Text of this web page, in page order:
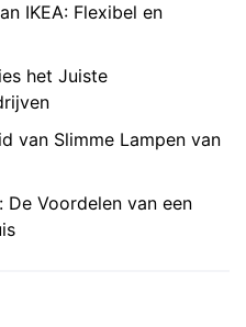
IKEA: Flexibel en
het Juiste
van Slimme Lampen van
De Voordelen van een